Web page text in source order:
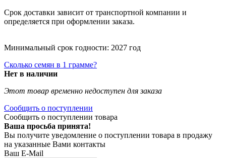
Срок доставки зависит от транспортной компании и
определяется при оформлении заказа.
Минимальный срок годности: 2027 год
Сколько семян в 1 грамме?
Нет в наличии
Этот товар временно недоступен для заказа
Сообщить о поступлении
Сообщить о поступлении товара
Ваша просьба принята!
Вы получите уведомление о поступлении товара в продажу
на указанные Вами контакты
Ваш E-Mail